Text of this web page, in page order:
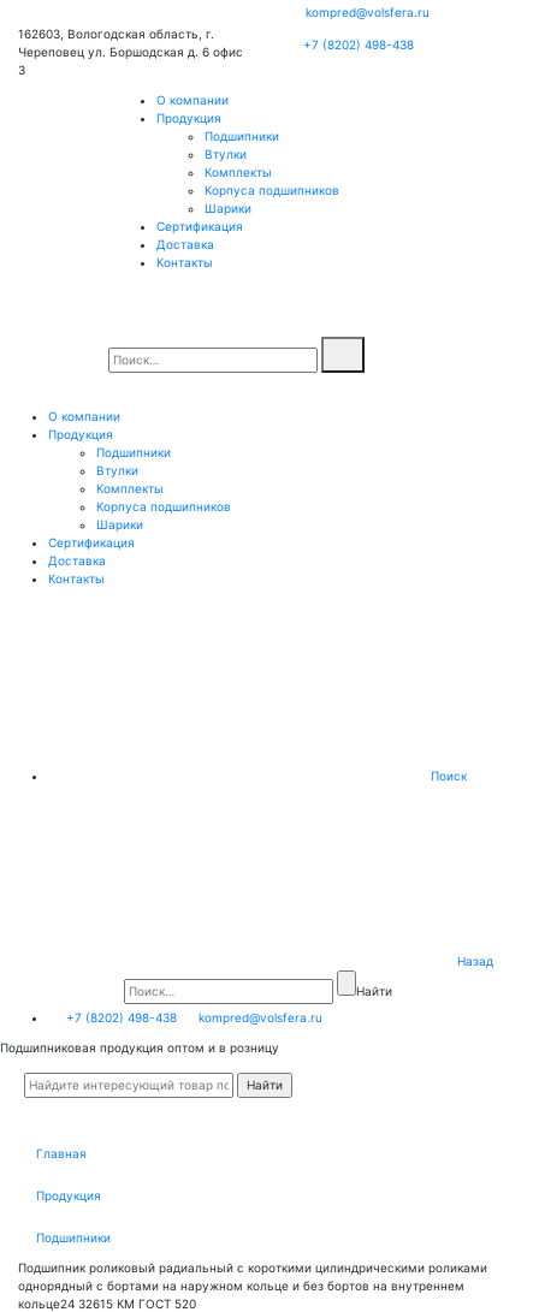
162603, Вологодская область, г.
Череповец ул. Боршодская д. 6 офис
3
kompred@volsfera.ru
+7 (8202) 498-438
О компании
Продукция
Подшипники
Втулки
Комплекты
Корпуса подшипников
Шарики
Сертификация
Доставка
Контакты
О компании
Продукция
Подшипники
Втулки
Комплекты
Корпуса подшипников
Шарики
Сертификация
Доставка
Контакты
Поиск
Назад
Найти
+7 (8202) 498-438
kompred@volsfera.ru
Подшипниковая продукция оптом и в розницу
Главная
Продукция
Подшипники
Подшипник роликовый радиальный с короткими цилиндрическими роликами
однорядный с бортами на наружном кольце и без бортов на внутреннем
кольце24 32615 КМ ГОСТ 520